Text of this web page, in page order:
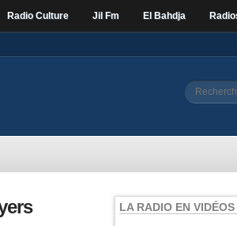
Radio Culture Jil Fm El Bahdja
Rechercher
LA RADIO EN VIDÉOS